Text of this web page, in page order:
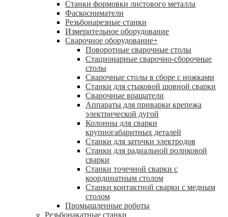
Станки формовки листового металла
Фаскосниматели
Резьбонарезные станки
Измерительное оборудование
Сварочное оборудование+
Поворотные сварочные столы
Стационарные сварочно-сборочные
столы
Сварочные столы в сборе с ножками
Станки для стыковой шовной сварки
Сварочные вращатели
Аппараты для приварки крепежа
электрической дугой
Колонны для сварки
крупногабаритных деталей
Станки для заточки электродов
Станки для радиальной роликовой
сварки
Станки точечной сварки с
координатным столом
Станки контактной сварки с медным
столом
Промышленные роботы
Резьбонакатные станки